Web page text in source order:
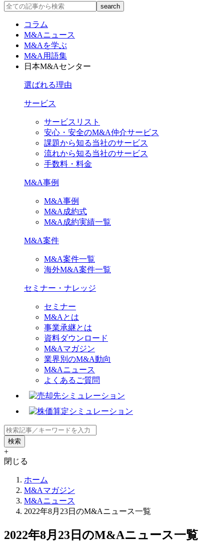
コラム
M&Aニュース
M&Aを学ぶ
M&A用語集
日本M&Aセンター
選ばれる理由
サービス
サービスリスト
安心・安全のM&A仲介サービス
課題から知る当社のサービス
流れから知る当社のサービス
手数料・料金
M&A事例
M&A事例
M&A成約式
M&A成約実績一覧
M&A案件
M&A案件一覧
海外M&A案件一覧
セミナー・ナレッジ
セミナー
M&Aとは
事業承継とは
資料ダウンロード
M&Aマガジン
業界別のM&A動向
M&Aニュース
よくあるご質問
+
閉じる
ホーム
M&Aマガジン
M&Aニュース
2022年8月23日のM&Aニュース一覧
2022年8月23日のM&Aニュース一覧